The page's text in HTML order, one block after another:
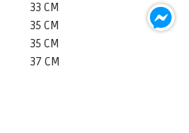
33 CM
35 CM
35 CM
37 CM